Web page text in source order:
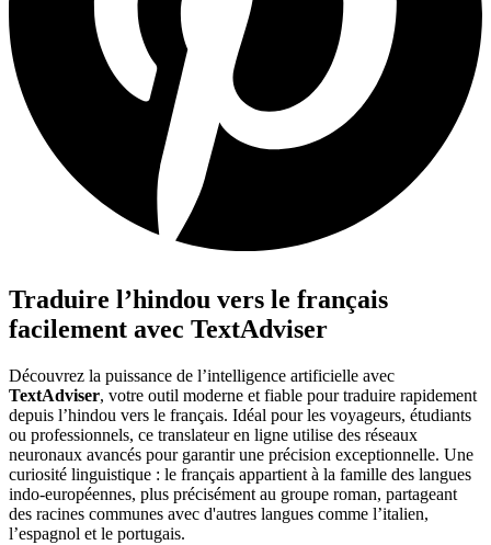
Traduire l’hindou vers le français
facilement avec TextAdviser
Découvrez la puissance de l’intelligence artificielle avec
TextAdviser, votre outil moderne et fiable pour traduire rapidement
depuis l’hindou vers le français. Idéal pour les voyageurs, étudiants
ou professionnels, ce translateur en ligne utilise des réseaux
neuronaux avancés pour garantir une précision exceptionnelle. Une
curiosité linguistique : le français appartient à la famille des langues
indo-européennes, plus précisément au groupe roman, partageant
des racines communes avec d'autres langues comme l’italien,
l’espagnol et le portugais.